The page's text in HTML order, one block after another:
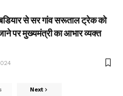
से सर गांव सरूताल ट्रेक को
पर मुख्यमंत्री का आभार व्यक्त
Next